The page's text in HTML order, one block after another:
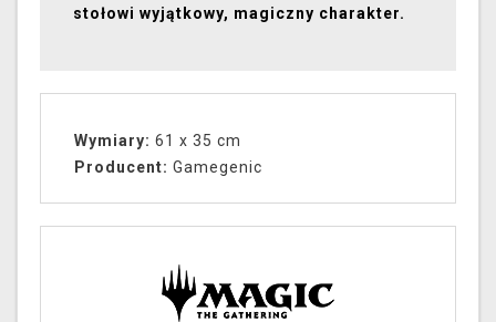
stołowi wyjątkowy, magiczny charakter.
Wymiary: 61 x 35 cm
Producent: Gamegenic